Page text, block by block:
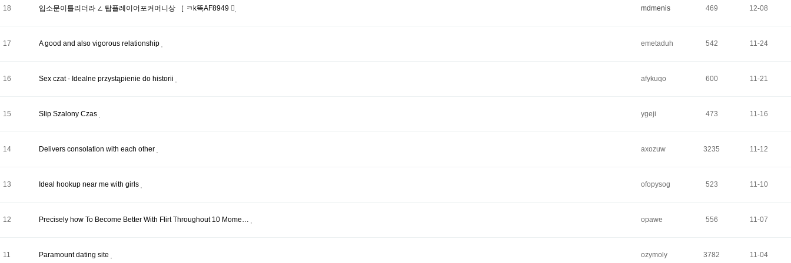
18 입소문이틀리더라 ∠ 탑플레이어포커머니상 ［ ㅋk똑AF8949 mdmenis 469 12-08
17 A good and also vigorous relationship emetaduh 542 11-24
16 Sex czat - Idealne przystąpienie do historii afykuqo 600 11-21
15 Slip Szalony Czas ygeji 473 11-16
14 Delivers consolation with each other axozuw 3235 11-12
13 Ideal hookup near me with girls ofopysog 523 11-10
12 Precisely how To Become Better With Flirt Throughout 10 Mome… opawe 556 11-07
11 Paramount dating site ozymoly 3782 11-04